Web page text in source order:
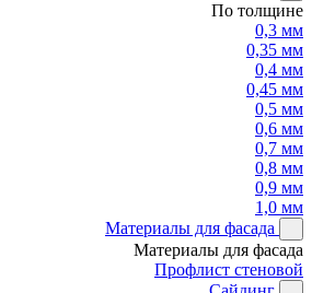
По толщине
0,3 мм
0,35 мм
0,4 мм
0,45 мм
0,5 мм
0,6 мм
0,7 мм
0,8 мм
0,9 мм
1,0 мм
Материалы для фасада
Материалы для фасада
Профлист стеновой